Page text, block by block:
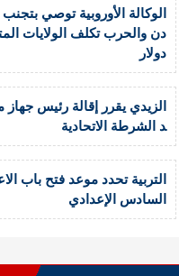
الوكالة الأوروبية توصي بتجنب
دولار
الزيدي يقرر إقالة رئيس جهاز
د الشرطة الاتحادية
التربية تحدد موعد فتح باب
السادس الإعدادي